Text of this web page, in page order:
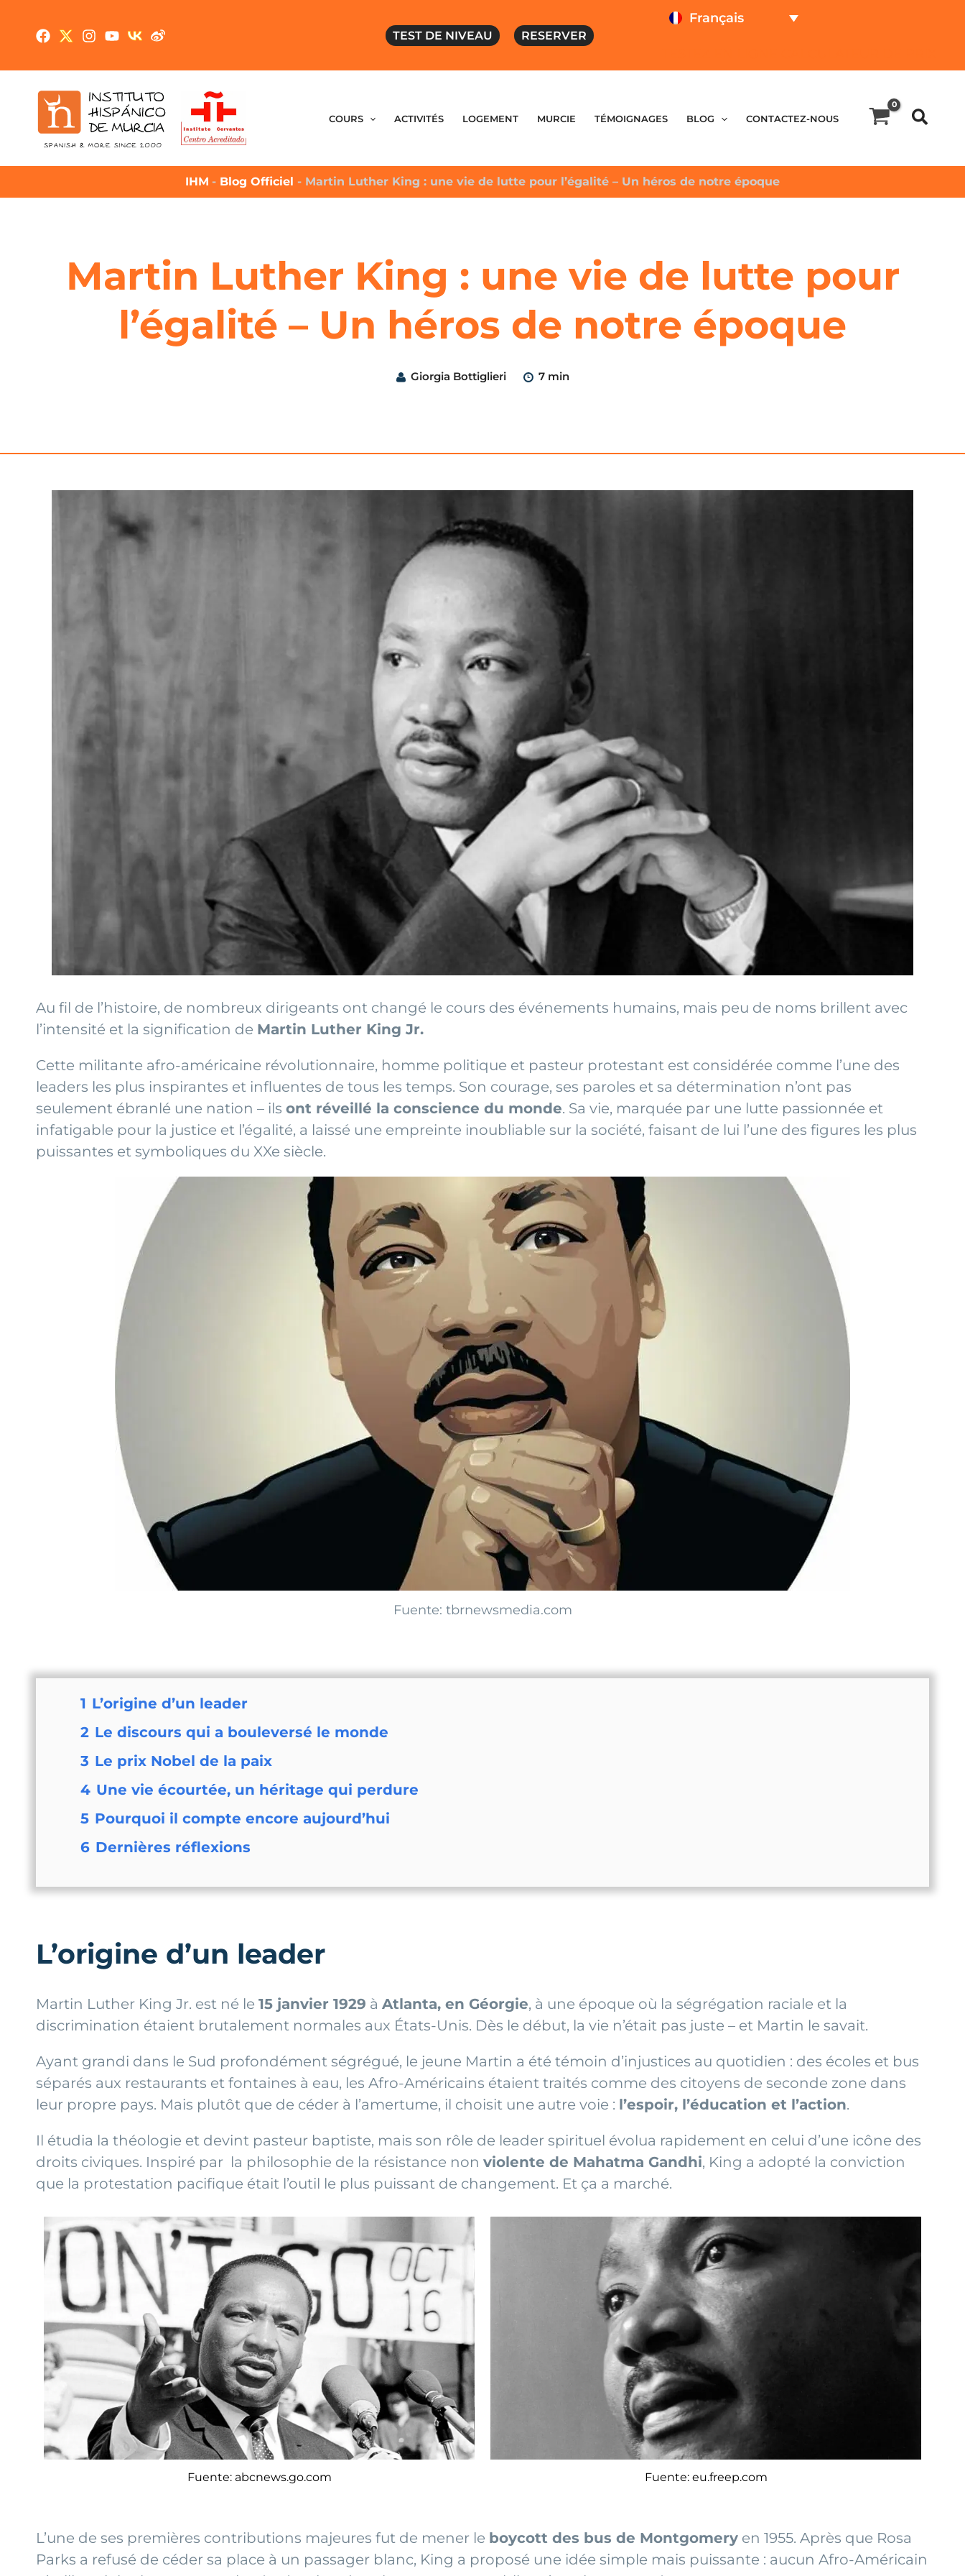
TEST DE NIVEAU RESERVER
Français
COURS ACTIVITÉS LOGEMENT MURCIE TÉMOIGNAGES BLOG CONTACTEZ-NOUS
IHM - Blog Officiel - Martin Luther King : une vie de lutte pour l’égalité – Un héros de notre époque
Martin Luther King : une vie de lutte pour
l’égalité – Un héros de notre époque
Giorgia Bottiglieri 7 min
Au fil de l’histoire, de nombreux dirigeants ont changé le cours des événements humains, mais peu de noms brillent avec
l’intensité et la signification de Martin Luther King Jr.
Cette militante afro-américaine révolutionnaire, homme politique et pasteur protestant est considérée comme l’une des
leaders les plus inspirantes et influentes de tous les temps. Son courage, ses paroles et sa détermination n’ont pas
seulement ébranlé une nation – ils ont réveillé la conscience du monde. Sa vie, marquée par une lutte passionnée et
infatigable pour la justice et l’égalité, a laissé une empreinte inoubliable sur la société, faisant de lui l’une des figures les plus
puissantes et symboliques du XXe siècle.
Fuente: tbrnewsmedia.com
1 L’origine d’un leader
2 Le discours qui a bouleversé le monde
3 Le prix Nobel de la paix
4 Une vie écourtée, un héritage qui perdure
5 Pourquoi il compte encore aujourd’hui
6 Dernières réflexions
L’origine d’un leader
Martin Luther King Jr. est né le 15 janvier 1929 à Atlanta, en Géorgie, à une époque où la ségrégation raciale et la
discrimination étaient brutalement normales aux États-Unis. Dès le début, la vie n’était pas juste – et Martin le savait.
Ayant grandi dans le Sud profondément ségrégué, le jeune Martin a été témoin d’injustices au quotidien : des écoles et bus
séparés aux restaurants et fontaines à eau, les Afro-Américains étaient traités comme des citoyens de seconde zone dans
leur propre pays. Mais plutôt que de céder à l’amertume, il choisit une autre voie : l’espoir, l’éducation et l’action.
Il étudia la théologie et devint pasteur baptiste, mais son rôle de leader spirituel évolua rapidement en celui d’une icône des
droits civiques. Inspiré par la philosophie de la résistance non violente de Mahatma Gandhi, King a adopté la conviction
que la protestation pacifique était l’outil le plus puissant de changement. Et ça a marché.
Fuente: abcnews.go.com Fuente: eu.freep.com
L’une de ses premières contributions majeures fut de mener le boycott des bus de Montgomery en 1955. Après que Rosa
Parks a refusé de céder sa place à un passager blanc, King a proposé une idée simple mais puissante : aucun Afro-Américain